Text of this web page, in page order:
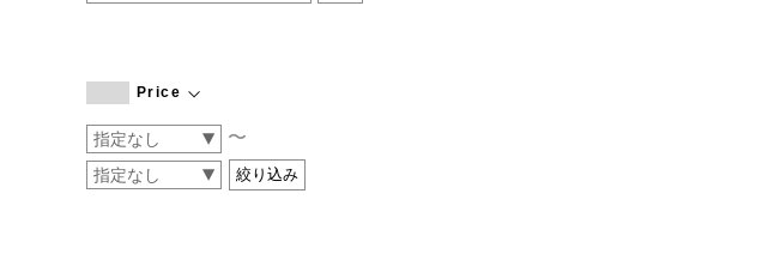
COGTHEBIGSMOKE
CONVERSE
DEAN & DELUCA
Price
〜